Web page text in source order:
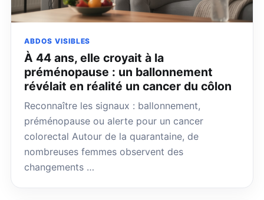
ABDOS VISIBLES
À 44 ans, elle croyait à la
préménopause : un ballonnement
révélait en réalité un cancer du côlon
Reconnaître les signaux : ballonnement,
préménopause ou alerte pour un cancer
colorectal Autour de la quarantaine, de
nombreuses femmes observent des
changements …